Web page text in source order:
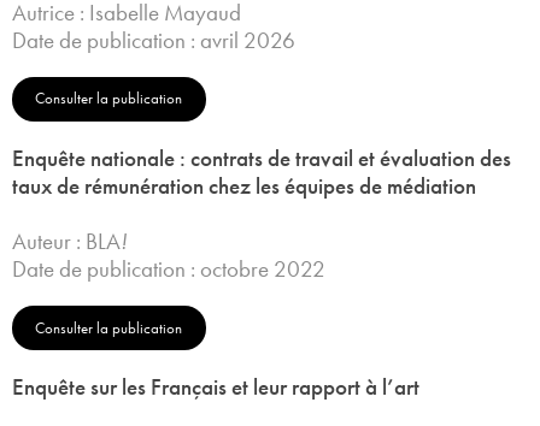
Autrice : Isabelle Mayaud
Date de publication : avril 2026
Consulter la publication
Enquête nationale : contrats de travail et évaluation des
taux de rémunération chez les équipes de médiation
Auteur : BLA!
Date de publication : octobre 2022
Consulter la publication
Enquête sur les Français et leur rapport à l’art